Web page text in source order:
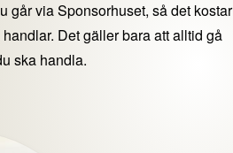
går via Sponsorhuset, så det kostar
Det gäller bara att alltid gå
ska handla.